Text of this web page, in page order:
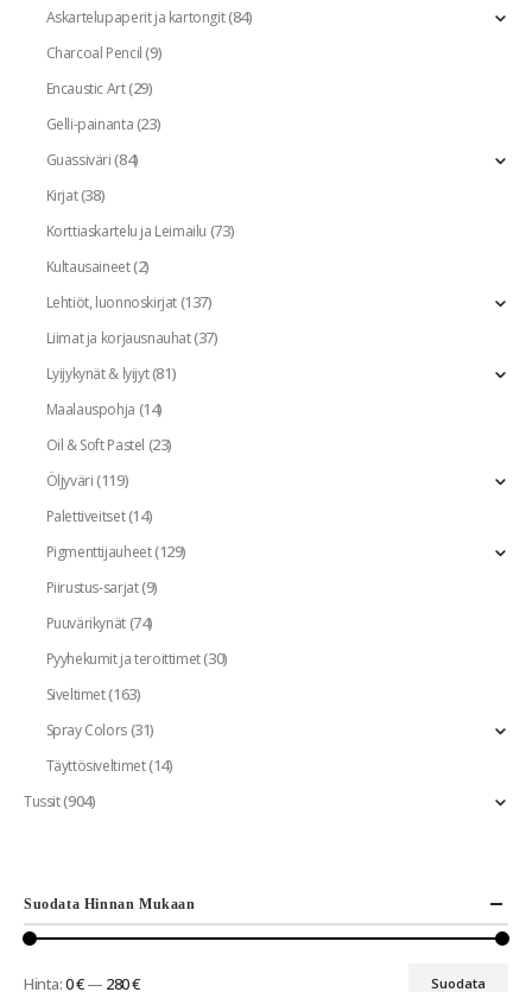
Askartelupaperit ja kartongit(84)
Charcoal Pencil(9)
Encaustic Art(29)
Gelli-painanta(23)
Guassiväri(84)
Kirjat(38)
Korttiaskartelu ja Leimailu (73)
Kultausaineet(2)
Lehtiöt, luonnoskirjat(137)
Liimat ja korjausnauhat(37)
Lyijykynät & lyijyt(81)
Maalauspohja (14)
Oil & Soft Pastel (23)
Öljyväri(119)
Palettiveitset(14)
Pigmenttijauheet(129)
Piirustus-sarjat(9)
Puuvärikynät(74)
Pyyhekumit ja teroittimet(30)
Siveltimet(163)
Spray Colors(31)
Täyttösiveltimet(14)
Tussit(904)
Suodata Hinnan Mukaan
Suodata
Hinta:0 €— 280 €